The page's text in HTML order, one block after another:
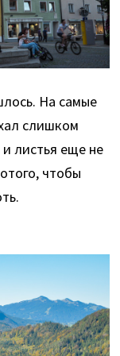
На самые
слишком
листья еще не
чтобы